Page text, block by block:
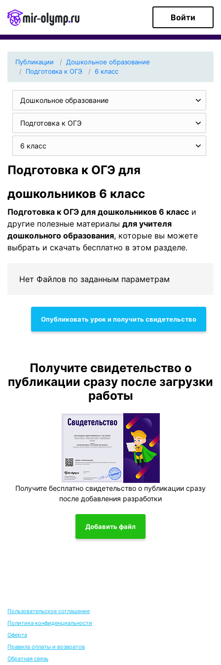
Войти
Публикации
Дошкольное образование
Подготовка к ОГЭ
6 класс
Дошкольное образование
Подготовка к ОГЭ
6 класс
Подготовка к ОГЭ для
дошкольников 6 класс
Подготовка к ОГЭ для дошкольников 6 класс и
другие полезные материалы для учителя
дошкольного образования, которые вы можете
выбрать и скачать бесплатно в этом разделе.
Нет Файлов по заданным параметрам
Опубликовать урок и получить свидетельство
Получите свидетельство о
публикации сразу после загрузки
работы
Получите бесплатно свидетельство о публикации сразу
после добавления разработки
Добавить файл
Пользовательское соглашение
Политика конфиденциальности
Оферта
Правила оплаты и возвратов
Обратная связь